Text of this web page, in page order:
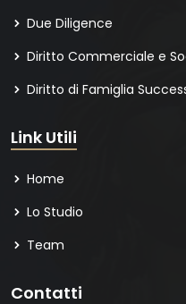
Due Diligence
Diritto Commerciale e
Diritto di Famiglia
Link Utili
Home
Lo Studio
Team
Contatti